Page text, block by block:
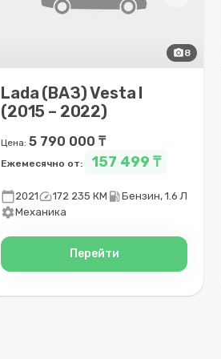
photo_camera8
Lada (ВАЗ) Vesta I
(2015 – 2022)
Цена: 5 790 000 ₸
Ежемесячно от: 157 499 ₸
calendar_today2021speed172 235 КМ local_gas_stationБензин, 1.6 Л
settingsМеханика
Перейти